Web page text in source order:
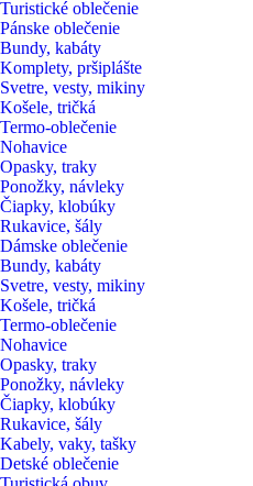
Turistické oblečenie
Pánske oblečenie
Bundy, kabáty
Komplety, pršiplášte
Svetre, vesty, mikiny
Košele, tričká
Termo-oblečenie
Nohavice
Opasky, traky
Ponožky, návleky
Čiapky, klobúky
Rukavice, šály
Dámske oblečenie
Bundy, kabáty
Svetre, vesty, mikiny
Košele, tričká
Termo-oblečenie
Nohavice
Opasky, traky
Ponožky, návleky
Čiapky, klobúky
Rukavice, šály
Kabely, vaky, tašky
Detské oblečenie